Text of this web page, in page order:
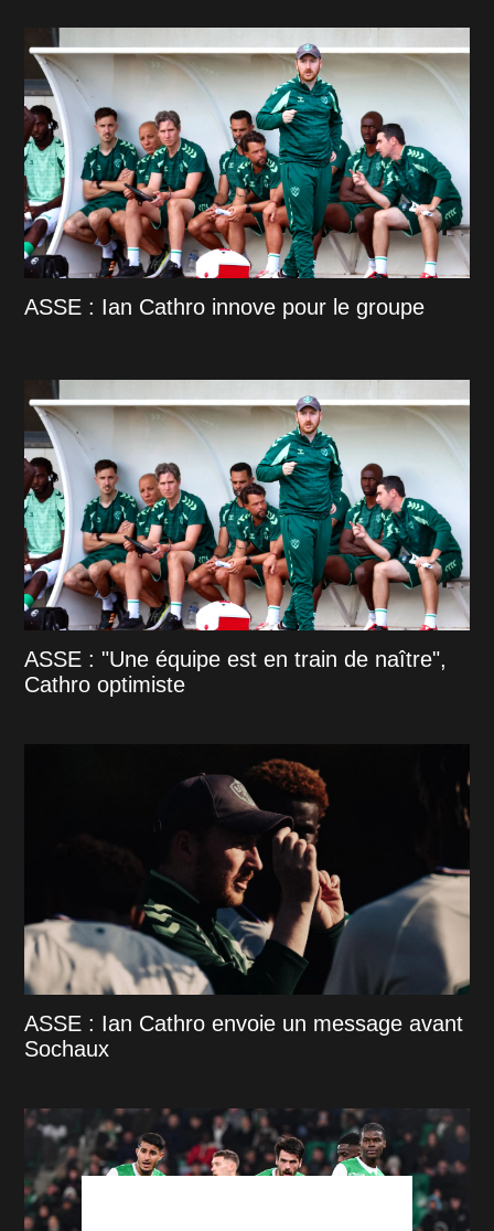
ASSE : Ian Cathro innove pour le groupe
ASSE : "Une équipe est en train de naître",
Cathro optimiste
ASSE : Ian Cathro envoie un message avant
Sochaux